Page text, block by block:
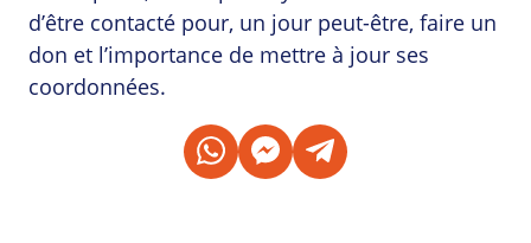
d’être contacté pour, un jour peut-être, faire un
don et l’importance de mettre à jour ses
coordonnées.